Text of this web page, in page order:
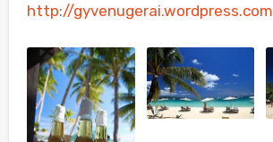
http://gyvenugerai.wordpress.com